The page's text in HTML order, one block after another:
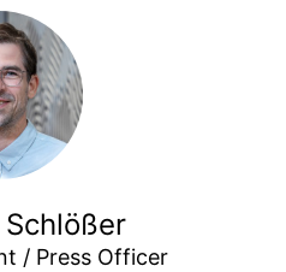
/ Press Officer